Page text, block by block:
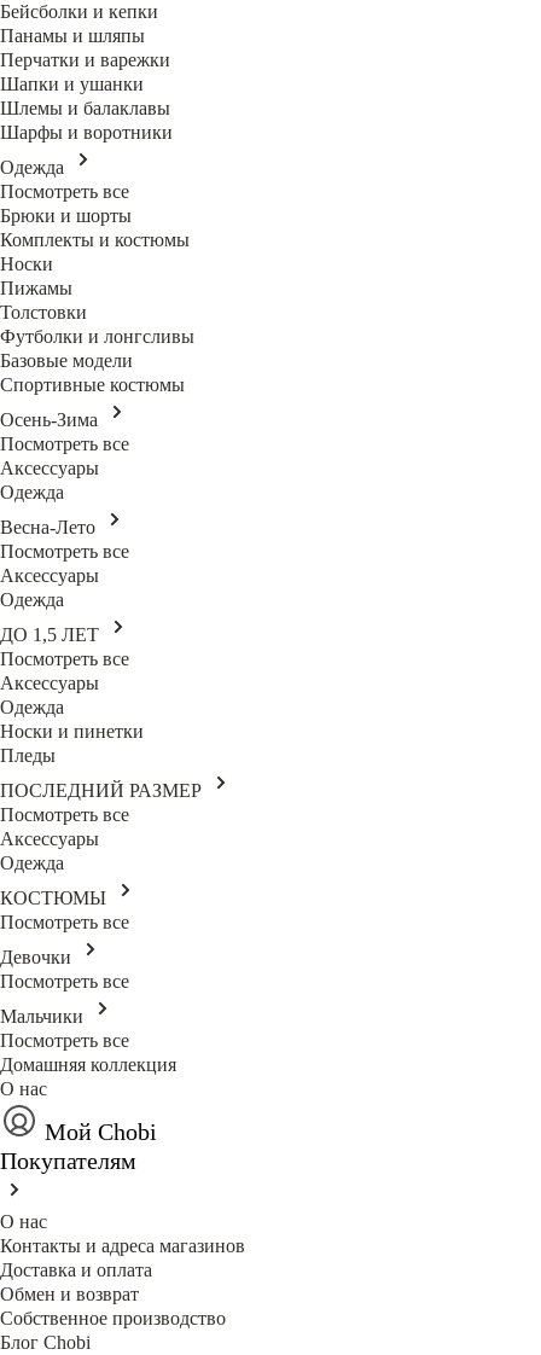
Бейсболки и кепки
Панамы и шляпы
Перчатки и варежки
Шапки и ушанки
Шлемы и балаклавы
Шарфы и воротники
Одежда
Посмотреть все
Брюки и шорты
Комплекты и костюмы
Носки
Пижамы
Толстовки
Футболки и лонгсливы
Базовые модели
Спортивные костюмы
Осень-Зима
Посмотреть все
Аксессуары
Одежда
Весна-Лето
Посмотреть все
Аксессуары
Одежда
ДО 1,5 ЛЕТ
Посмотреть все
Аксессуары
Одежда
Носки и пинетки
Пледы
ПОСЛЕДНИЙ РАЗМЕР
Посмотреть все
Аксессуары
Одежда
КОСТЮМЫ
Посмотреть все
Девочки
Посмотреть все
Мальчики
Посмотреть все
Домашняя коллекция
О нас
Мой Chobi
Покупателям
О нас
Контакты и адреса магазинов
Доставка и оплата
Обмен и возврат
Собственное производство
Блог Сhobi